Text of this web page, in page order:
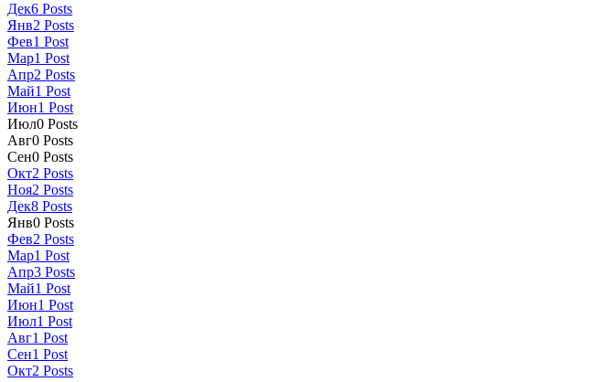
Дек6 Posts
Янв2 Posts
Фев1 Post
Мар1 Post
Апр2 Posts
Май1 Post
Июн1 Post
Июл0 Posts
Авг0 Posts
Сен0 Posts
Окт2 Posts
Ноя2 Posts
Дек8 Posts
Янв0 Posts
Фев2 Posts
Мар1 Post
Апр3 Posts
Май1 Post
Июн1 Post
Июл1 Post
Авг1 Post
Сен1 Post
Окт2 Posts